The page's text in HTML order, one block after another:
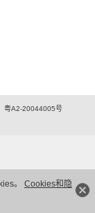
。 Cookies和隐
粤A2-20044005号